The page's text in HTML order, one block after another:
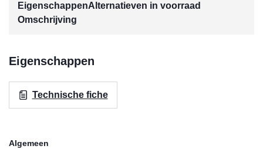
EigenschappenAlternatieven in voorraad
Omschrijving
Eigenschappen
Technische fiche
Algemeen